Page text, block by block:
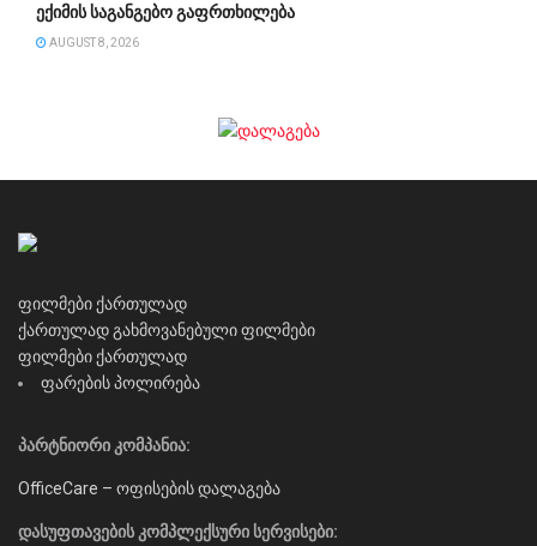
ექიმის საგანგებო გაფრთხილება
AUGUST 8, 2026
ფილმები ქართულად
ქართულად გახმოვანებული ფილმები
ფილმები ქართულად
ფარების პოლირება
პარტნიორი კომპანია:
OfficeCare – ოფისების დალაგება
დასუფთავების კომპლექსური სერვისები: